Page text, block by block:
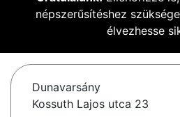
népszerűsítéshez
élvezhesse
Dunavarsány
Kossuth Lajos utca 23